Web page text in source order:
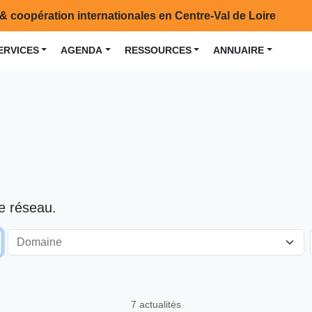
coopération internationales en Centre-Val de Loire
AGENDA RESSOURCES ANNUAIRE
réseau.
7 actualités